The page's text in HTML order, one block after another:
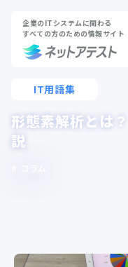
企業のITシステムに関わる
すべての方のための情報サイト
IT用語集
形態素解析とは
説